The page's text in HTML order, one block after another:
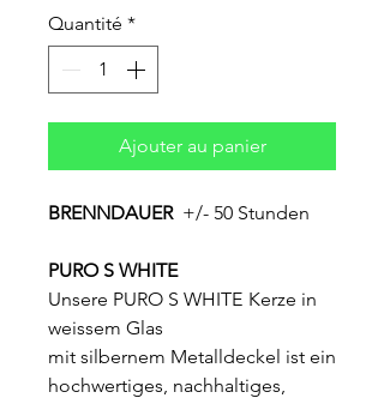
Quantité *
Ajouter au panier
BRENNDAUER +/- 50 Stunden
PURO S WHITE
Unsere PURO S WHITE Kerze in
weissem Glas
mit silbernem Metalldeckel ist ein
hochwertiges, nachhaltiges,